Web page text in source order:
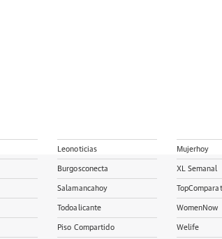
Leonoticias
Burgosconecta
Salamancahoy
Todoalicante
Piso Compartido
Mujerhoy
XL Semanal
WomenNow
Welife